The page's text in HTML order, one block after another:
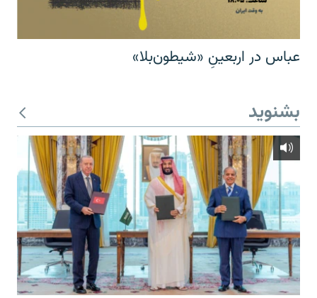
عباس در اربعینِ «شیطون‌بلا»
بشنوید